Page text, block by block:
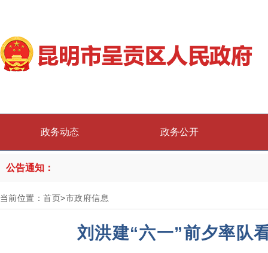
政务动态 政务公开
公告通知：
当前位置：首页>市政府信息
刘洪建“六一”前夕率队